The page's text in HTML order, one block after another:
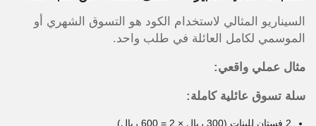
السيناريو المثالي لاستخدام الكود هو التسوق الشهري أو
الموسمي لكامل العائلة في طلب واحد.
مثال عملي واقعي:
سلة تسوق عائلية كاملة:
2 فستان للبنات (300 ريال × 2 = 600 ريال)